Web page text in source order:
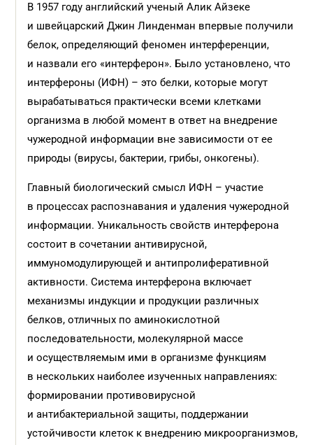
В 1957 году английский ученый Алик Айзеке
и швейцарский Джин Линденман впервые получили
белок, определяющий феномен интерференции,
и назвали его «интерферон». Было установлено, что
интерфероны (ИФН) – это белки, которые могут
вырабатываться практически всеми клетками
организма в любой момент в ответ на внедрение
чужеродной информации вне зависимости от ее
природы (вирусы, бактерии, грибы, онкогены).
Главный биологический смысл ИФН – участие
в процессах распознавания и удаления чужеродной
информации. Уникальность свойств интерферона
состоит в сочетании антивирусной,
иммуномодулирующей и антипролиферативной
активности. Система интерферона включает
механизмы индукции и продукции различных
белков, отличных по аминокислотной
последовательности, молекулярной массе
и осуществляемым ими в организме функциям
в нескольких наиболее изученных направлениях:
формировании противовирусной
и антибактериальной защиты, поддержании
устойчивости клеток к внедрению микроорганизмов,